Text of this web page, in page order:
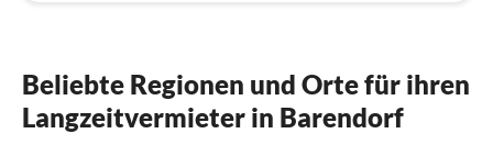
Beliebte Regionen und Orte für ihren
Langzeitvermieter in Barendorf